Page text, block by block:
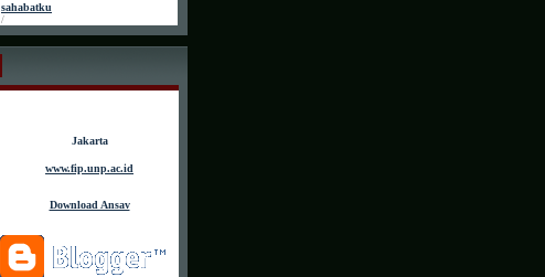
sahabatku
/
Jakarta
www.fip.unp.ac.id
Download Ansav